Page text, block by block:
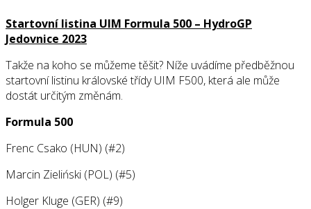
Startovní listina UIM Formula 500 – HydroGP
Jedovnice 2023
Takže na koho se můžeme těšit? Níže uvádíme předběžnou
startovní listinu královské třídy UIM F500, která ale může
dostát určitým změnám.
Formula 500
Frenc Csako (HUN) (#2)
Marcin Zieliński (POL) (#5)
Holger Kluge (GER) (#9)